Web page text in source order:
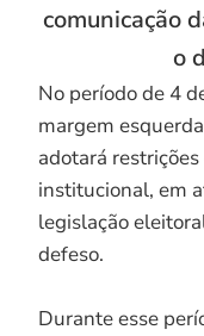
comunicação
o
No período de 4
margem
adotará
institucional, em
legislação
defeso.
Durante esse